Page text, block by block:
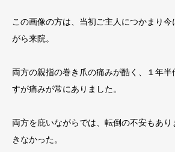
この画像の方は、当初ご主人につかまり
がら来院。
両方の親指の巻き爪の痛みが酷く、１年
すが痛みが常にありました。
両方を庇いながらでは、転倒の不安もあ
きなかった。